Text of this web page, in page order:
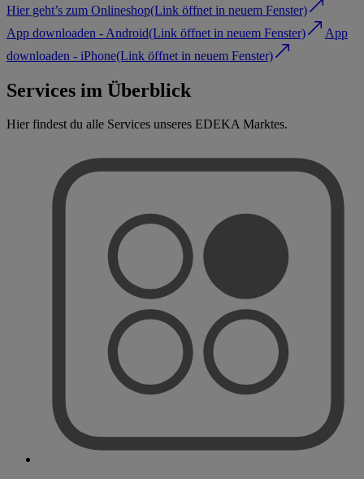
Hier geht’s zum Onlineshop(Link öffnet in neuem Fenster)
App downloaden - Android(Link öffnet in neuem Fenster)
App
downloaden - iPhone(Link öffnet in neuem Fenster)
Services im Überblick
Hier findest du alle Services unseres EDEKA Marktes.